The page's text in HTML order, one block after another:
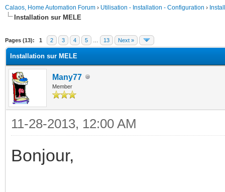
Calaos, Home Automation Forum › Utilisation - Installation - Configuration ›
Installation sur MELE
Pages (13): 1 2 3 4 5 13 Next »
Installation sur MELE
Many77
Member
11-28-2013, 12:00 AM
Bonjour,